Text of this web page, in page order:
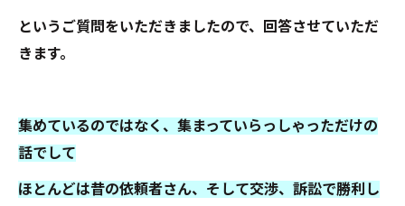
というご質問をいただきましたので、回答させていただ
きます。
集めているのではなく、集まっていらっしゃっただけの
話でして
ほとんどは昔の依頼者さん、そして交渉、訴訟で勝利し